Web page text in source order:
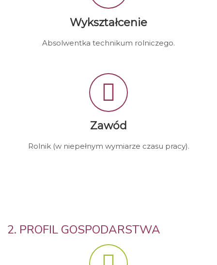
Wykształcenie
Absolwentka technikum rolniczego.
Zawód
Rolnik (w niepełnym wymiarze czasu pracy).
2. PROFIL GOSPODARSTWA